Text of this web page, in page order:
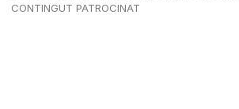
CONTINGUT PATROCINAT